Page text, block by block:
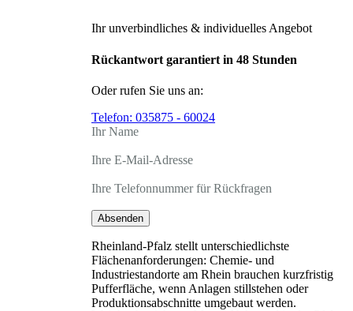
Ihr unverbindliches & individuelles Angebot
Rückantwort garantiert in 48 Stunden
Oder rufen Sie uns an:
Telefon: 035875 - 60024
Ihr Name
Ihre E-Mail-Adresse
Ihre Telefonnummer für Rückfragen
Absenden
Rheinland-Pfalz stellt unterschiedlichste
Flächenanforderungen: Chemie- und
Industriestandorte am Rhein brauchen kurzfristig
Pufferfläche, wenn Anlagen stillstehen oder
Produktionsabschnitte umgebaut werden.